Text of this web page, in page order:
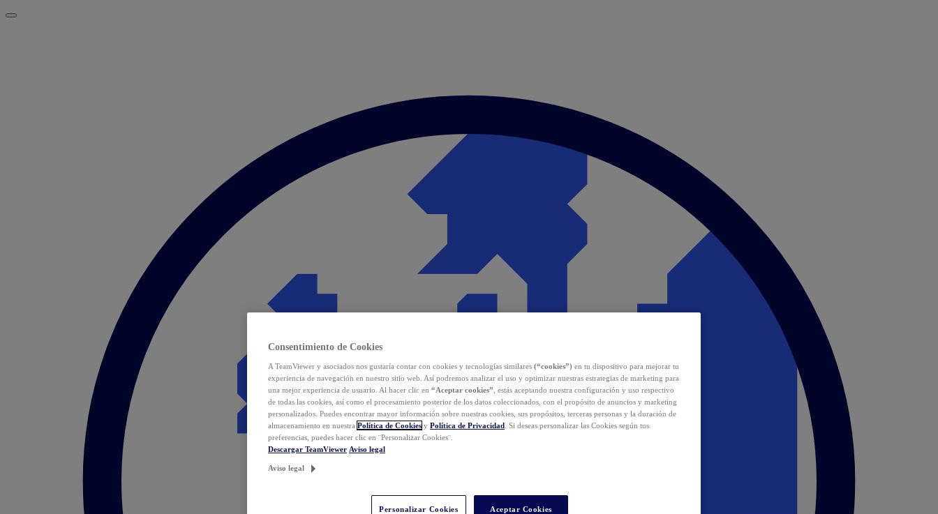
Consentimiento de Cookies
A TeamViewer y asociados nos gustaría contar con cookies y tecnologías similares (“cookies”) en tu dispositivo para mejorar tu
experiencia de navegación en nuestro sitio web. Así podremos analizar el uso y optimizar nuestras estrategias de marketing para
una mejor experiencia de usuario. Al hacer clic en “Aceptar cookies” , estás aceptando nuestra configuración y uso respectivo
de todas las cookies, así como el procesamiento posterior de los datos coleccionados, con el propósito de anuncios y marketing
personalizados. Puedes encontrar mayor información sobre nuestras cookies, sus propósitos, terceras personas y la duración de
almacenamiento en nuestra Política de Cookies y Política de Privacidad . Si deseas personalizar las Cookies según tus
preferencias, puedes hacer clic en ¨Personalizar Cookies¨.
Descargar TeamViewer Aviso legal
Aviso legal
Personalizar Cookies Aceptar Cookies